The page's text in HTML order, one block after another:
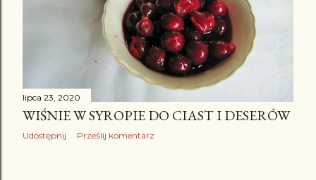
lipca 23, 2020
WIŚNIE W SYROPIE DO CIAST I DESERÓW
Udostępnij Prześlij komentarz